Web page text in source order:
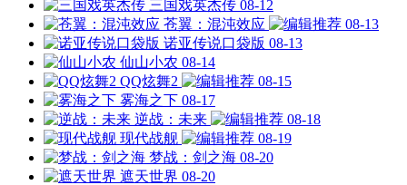
三国戏英杰传 08-12
苍翼：混沌效应
08-13
诺亚传说口袋版 08-13
仙山小农 08-14
QQ炫舞2
08-15
雾海之下 08-17
逆战：未来
08-18
现代战舰
08-19
梦战：剑之海 08-20
遮天世界 08-20